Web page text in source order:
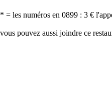
* = les numéros en 0899 : 3 €
vous pouvez aussi joindre ce